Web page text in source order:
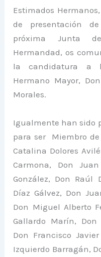
Estimados
de presentación
próxima Junta
Hermandad, os
la candidatura a
Hermano Mayor,
Morales.
Igualmente han sido
para ser Miembro de
Catalina Dolores
Carmona, Don
González, Don Raúl
Díaz Gálvez, Don
Don Miguel Alberto
Gallardo Marín, Don
Don Francisco
Izquierdo Barragán,